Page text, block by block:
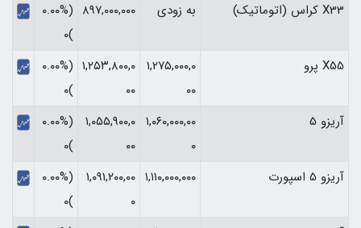
X33 کراس (اتوماتیک)
به زودی ۸۹۷,۰۰۰,۰۰۰
(۰.۰۰%
)۰
X55 پرو
۱,۲۷۵,۰۰۰,۰
۰۰
۱,۲۵۳,۸۰۰,۰
۰۰
(۰.۰۰%
)۰
آریزو 5
۱,۰۶۰,۰۰۰,۰۰
۰
۱,۰۵۵,۹۰۰,۰
۰۰
(۰.۰۰%
)۰
آریزو 5 اسپورت
۱,۱۱۰,۰۰۰,۰۰۰ ۱,۰۹۱,۲۰۰,۰۰
۰
(۰.۰۰%
)۰